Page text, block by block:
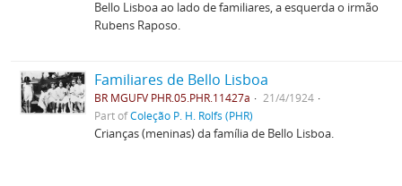
Bello Lisboa ao lado de familiares, a esquerda o irmão
Rubens Raposo.
Familiares de Bello Lisboa
BR MGUFV PHR.05.PHR.11427a
21/4/1924
Part ofColeção P. H. Rolfs (PHR)
Crianças (meninas) da família de Bello Lisboa.